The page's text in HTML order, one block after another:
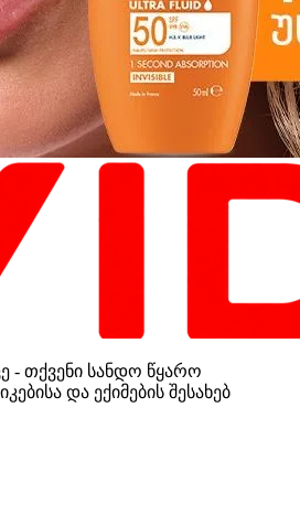
- თქვენი სანდო წყარო
და ექიმების შესახებ